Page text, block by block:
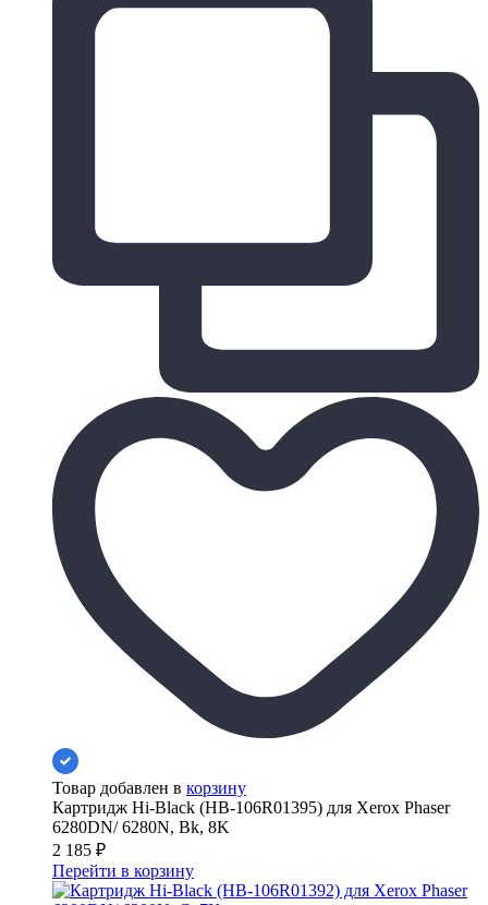
Товар добавлен в корзину
Картридж Hi-Black (HB-106R01395) для Xerox Phaser
6280DN/ 6280N, Bk, 8K
2 185 ₽
Перейти в корзину